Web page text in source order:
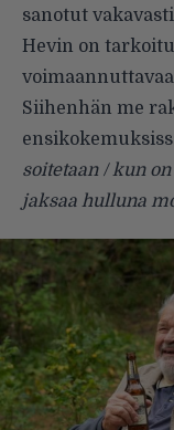
sanotut
Hevin on
Siihenhän me
soitetaan / kun
jaksaa hulluna